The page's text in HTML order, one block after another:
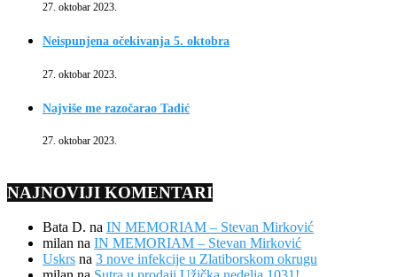
27. oktobar 2023.
Neispunjena očekivanja 5. oktobra
27. oktobar 2023.
Najviše me razočarao Tadić
27. oktobar 2023.
NAJNOVIJI KOMENTARI
Bata D. na IN MEMORIAM – Stevan Mirković
milan na IN MEMORIAM – Stevan Mirković
Uskrs na 3 nove infekcije u Zlatiborskom okrugu